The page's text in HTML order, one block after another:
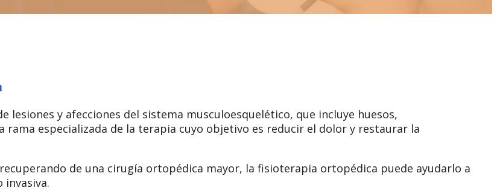
y afecciones del sistema musculoesquelético, que incluye huesos,
rama especializada de la terapia cuyo objetivo es reducir el dolor y restaurar la
de una cirugía ortopédica mayor, la fisioterapia ortopédica puede ayudarlo a
invasiva.